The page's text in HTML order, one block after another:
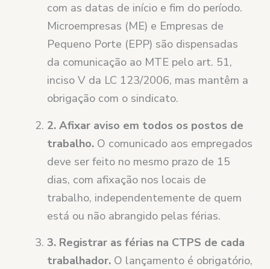
com as datas de início e fim do período.
Microempresas (ME) e Empresas de
Pequeno Porte (EPP) são dispensadas
da comunicação ao MTE pelo art. 51,
inciso V da LC 123/2006, mas mantêm a
obrigação com o sindicato.
2. Afixar aviso em todos os postos de
trabalho. O comunicado aos empregados
deve ser feito no mesmo prazo de 15
dias, com afixação nos locais de
trabalho, independentemente de quem
está ou não abrangido pelas férias.
3. Registrar as férias na CTPS de cada
trabalhador. O lançamento é obrigatório,